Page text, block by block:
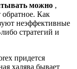
можно ,
обратное. Как
неэффективные
стратегий и
придется
халява бывает